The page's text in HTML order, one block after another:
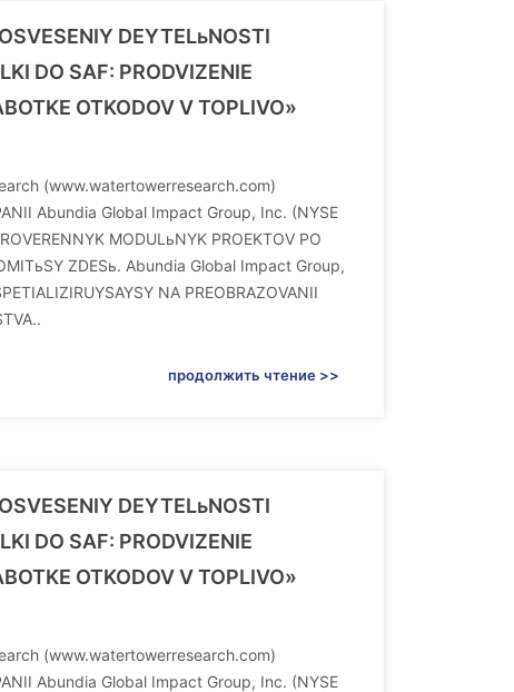
DEYTELьNOSTI
DO SAF: PRODVIZENIE
OTKODOV V TOPLIVO»
(www.watertowerresearch.com)
Abundia Global Impact Group, Inc. (NYSE
MODULьNYK PROEKTOV PO
ZDESь. Abundia Global Impact Group,
NA PREOBRAZOVANII
продолжить чтение >>
DEYTELьNOSTI
DO SAF: PRODVIZENIE
OTKODOV V TOPLIVO»
(www.watertowerresearch.com)
Abundia Global Impact Group, Inc. (NYSE